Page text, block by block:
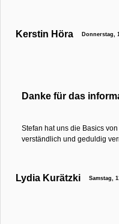
Kerstin Höra Donnerstag,
Danke für das
Stefan hat uns die Basics
verständlich und geduldig
Lydia Kurätzki Samstag,